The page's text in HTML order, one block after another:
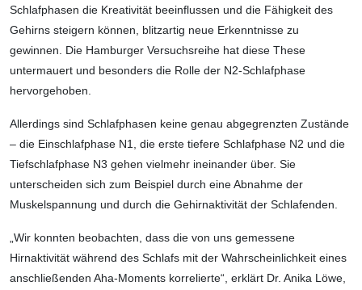
Schlafphasen die Kreativität beeinflussen und die Fähigkeit des
Gehirns steigern können, blitzartig neue Erkenntnisse zu
gewinnen. Die Hamburger Versuchsreihe hat diese These
untermauert und besonders die Rolle der N2-Schlafphase
hervorgehoben.
Allerdings sind Schlafphasen keine genau abgegrenzten Zustände
– die Einschlafphase N1, die erste tiefere Schlafphase N2 und die
Tiefschlafphase N3 gehen vielmehr ineinander über. Sie
unterscheiden sich zum Beispiel durch eine Abnahme der
Muskelspannung und durch die Gehirnaktivität der Schlafenden.
„Wir konnten beobachten, dass die von uns gemessene
Hirnaktivität während des Schlafs mit der Wahrscheinlichkeit eines
anschließenden Aha-Moments korrelierte“, erklärt Dr. Anika Löwe,